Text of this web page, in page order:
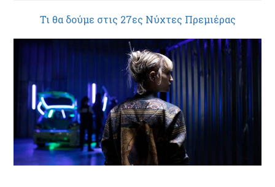
Τι θα δούμε στις 27ες Νύχτες Πρεμιέρας